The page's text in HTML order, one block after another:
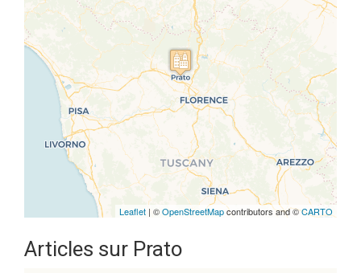
Travelers' Map is loading...
If you see this after your page is
loaded completely, leafletJS files
are missing.
Leaflet | ©OpenStreetMapcontributors and ©CARTO
Articles sur Prato